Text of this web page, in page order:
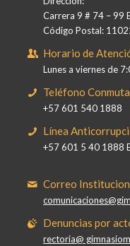
Carrera 9 # 74 – 99
Código Postal:
Horario de
Lunes a viernes de
Teléfono
+57 601 540 1888
Línea
+57 601 5 40 1888
Correo
Denuncias por
rectoria@